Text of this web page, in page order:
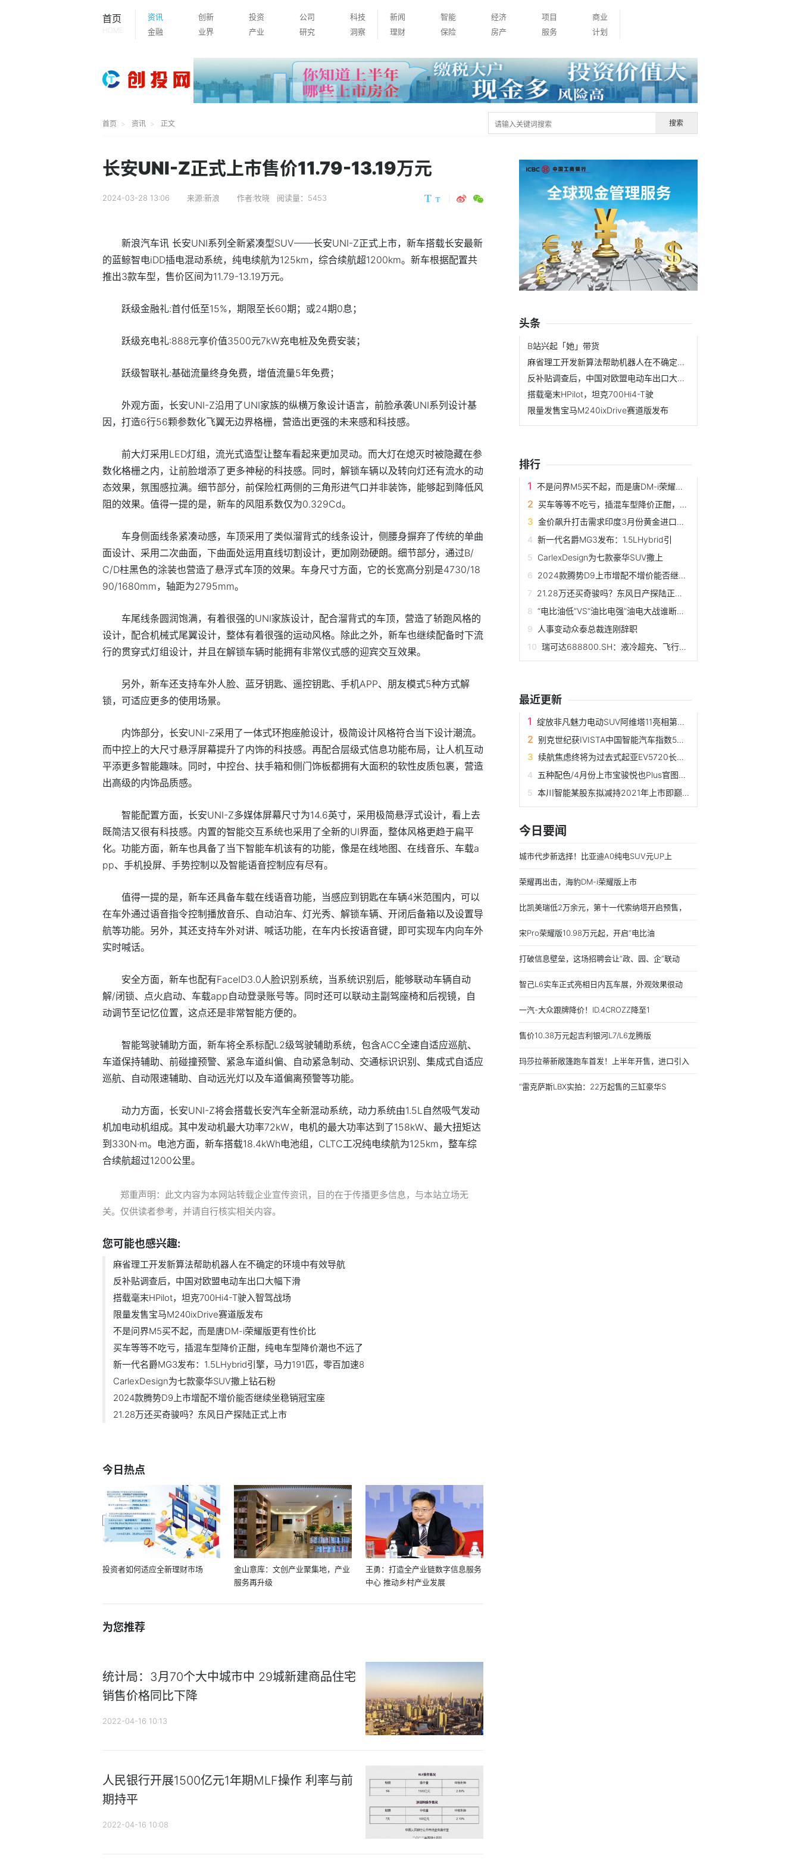
首页
HOME
资讯 创新 投资 公司
科技
金融
业界 产业 研究 洞察
新闻 智能 经济 项目
商业
理财
保险 房产 服务 计划
首页 资讯 正文 搜索
长安UNI-Z正式上市售价11.79-13.19万元
2024-03-28 13:06 来源:新浪 作者:牧晓 阅读量：5453
新浪汽车讯 长安UNI系列全新紧凑型SUV——长安UNI-Z正式上市，新车搭载长安最新
的蓝鲸智电iDD插电混动系统，纯电续航为125km，综合续航超1200km。新车根据配置共
推出3款车型，售价区间为11.79-13.19万元。
跃级金融礼:首付低至15%，期限至长60期；或24期0息；
跃级充电礼:888元享价值3500元7kW充电桩及免费安装；
跃级智联礼:基础流量终身免费，增值流量5年免费；
外观方面，长安UNI-Z沿用了UNI家族的纵横万象设计语言，前脸承袭UNI系列设计基
因，打造6行56颗参数化飞翼无边界格栅，营造出更强的未来感和科技感。
前大灯采用LED灯组，流光式造型让整车看起来更加灵动。而大灯在熄灭时被隐藏在参
数化格栅之内，让前脸增添了更多神秘的科技感。同时，解锁车辆以及转向灯还有流水的动
态效果，氛围感拉满。细节部分，前保险杠两侧的三角形进气口并非装饰，能够起到降低风
阻的效果。值得一提的是，新车的风阻系数仅为0.329Cd。
车身侧面线条紧凑动感，车顶采用了类似溜背式的线条设计，侧腰身摒弃了传统的单曲
面设计、采用二次曲面，下曲面处运用直线切割设计，更加刚劲硬朗。细节部分，通过B/
C/D柱黑色的涂装也营造了悬浮式车顶的效果。车身尺寸方面，它的长宽高分别是4730/18
90/1680mm，轴距为2795mm。
车尾线条圆润饱满，有着很强的UNI家族设计，配合溜背式的车顶，营造了轿跑风格的
设计，配合机械式尾翼设计，整体有着很强的运动风格。除此之外，新车也继续配备时下流
行的贯穿式灯组设计，并且在解锁车辆时能拥有非常仪式感的迎宾交互效果。
另外，新车还支持车外人脸、蓝牙钥匙、遥控钥匙、手机APP、朋友模式5种方式解
锁，可适应更多的使用场景。
内饰部分，长安UNI-Z采用了一体式环抱座舱设计，极简设计风格符合当下设计潮流。
而中控上的大尺寸悬浮屏幕提升了内饰的科技感。再配合层级式信息功能布局，让人机互动
平添更多智能趣味。同时，中控台、扶手箱和侧门饰板都拥有大面积的软性皮质包裹，营造
出高级的内饰品质感。
智能配置方面，长安UNI-Z多媒体屏幕尺寸为14.6英寸，采用极简悬浮式设计，看上去
既简洁又很有科技感。内置的智能交互系统也采用了全新的UI界面，整体风格更趋于扁平
化。功能方面，新车也具备了当下智能车机该有的功能，像是在线地图、在线音乐、车载a
pp、手机投屏、手势控制以及智能语音控制应有尽有。
值得一提的是，新车还具备车载在线语音功能，当感应到钥匙在车辆4米范围内，可以
在车外通过语音指令控制播放音乐、自动泊车、灯光秀、解锁车辆、开闭后备箱以及设置导
航等功能。另外，其还支持车外对讲、喊话功能，在车内长按语音键，即可实现车内向车外
实时喊话。
安全方面，新车也配有FaceID3.0人脸识别系统，当系统识别后，能够联动车辆自动
解/闭锁、点火启动、车载app自动登录账号等。同时还可以联动主副驾座椅和后视镜，自
动调节至记忆位置，这点还是非常智能方便的。
智能驾驶辅助方面，新车将全系标配L2级驾驶辅助系统，包含ACC全速自适应巡航、
车道保持辅助、前碰撞预警、紧急车道纠偏、自动紧急制动、交通标识识别、集成式自适应
巡航、自动限速辅助、自动远光灯以及车道偏离预警等功能。
动力方面，长安UNI-Z将会搭载长安汽车全新混动系统，动力系统由1.5L自然吸气发动
机加电动机组成。其中发动机最大功率72kW，电机的最大功率达到了158kW、最大扭矩达
到330N·m。电池方面，新车搭载18.4kWh电池组，CLTC工况纯电续航为125km，整车综
合续航超过1200公里。
郑重声明：此文内容为本网站转载企业宣传资讯，目的在于传播更多信息，与本站立场无
关。仅供读者参考，并请自行核实相关内容。
您可能也感兴趣:
麻省理工开发新算法帮助机器人在不确定的环境中有效导航
反补贴调查后，中国对欧盟电动车出口大幅下滑
搭载毫末HPilot，坦克700Hi4-T驶入智驾战场
限量发售宝马M240ixDrive赛道版发布
不是问界M5买不起，而是唐DM-i荣耀版更有性价比
买车等等不吃亏，插混车型降价正酣，纯电车型降价潮也不远了
新一代名爵MG3发布：1.5LHybrid引擎，马力191匹，零百加速8
CarlexDesign为七款豪华SUV撒上钻石粉
2024款腾势D9上市增配不增价能否继续坐稳销冠宝座
21.28万还买奇骏吗？东风日产探陆正式上市
今日热点
投资者如何适应全新理财市场
金山意库：文创产业聚集地，产业
服务再升级
王勇：打造全产业链数字信息服务
中心 推动乡村产业发展
为您推荐
统计局：3月70个大中城市中 29城新建商品住宅
销售价格同比下降
2022-04-16 10:13
人民银行开展1500亿元1年期MLF操作 利率与前
期持平
2022-04-16 10:08
头条
B站兴起「她」带货
麻省理工开发新算法帮助机器人在不确定的环境中
反补贴调查后，中国对欧盟电动车出口大幅下滑
搭载毫末HPilot，坦克700Hi4-T驶
限量发售宝马M240ixDrive赛道版发布
排行
不是问界M5买不起，而是唐DM-i荣耀版更有
买车等等不吃亏，插混车型降价正酣，纯电车型降
金价飙升打击需求印度3月份黄金进口量将暴跌9
新一代名爵MG3发布：1.5LHybrid引
CarlexDesign为七款豪华SUV撒上
2024款腾势D9上市增配不增价能否继续坐稳
21.28万还买奇骏吗？东风日产探陆正式上市
“电比油低”VS“油比电强”油电大战谁断了谁
人事变动众泰总裁连刚辞职
瑞可达688800.SH：液冷超充、飞行汽车
最近更新
绽放非凡魅力电动SUV阿维塔11亮相第45届
别克世纪获IVISTA中国智能汽车指数5星成
续航焦虑终将为过去式起亚EV5720长续航版
五种配色/4月份上市宝骏悦也Plus官图发布
本川智能某股东拟减持2021年上市即巅峰20
今日要闻
城市代步新选择！比亚迪A0纯电SUV元UP上
荣耀再出击，海豹DM-i荣耀版上市
比凯美瑞低2万余元，第十一代索纳塔开启预售，
宋Pro荣耀版10.98万元起，开启“电比油
打破信息壁垒，这场招聘会让“政、园、企”联动
智己L6实车正式亮相日内瓦车展，外观效果很动
一汽-大众跟牌降价！ID.4CROZZ降至1
售价10.38万元起吉利银河L7/L6龙腾版
玛莎拉蒂新敞篷跑车首发！上半年开售，进口引入
“雷克萨斯LBX实拍：22万起售的三缸豪华S